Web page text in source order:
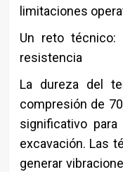
limitaciones
Un reto técnico:
resistencia
La dureza del
compresión de
significativo
excavación. Las
generar